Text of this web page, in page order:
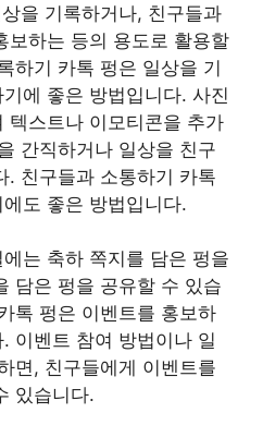
을 기록하거나, 친구들과
보하는 등의 용도로 활용할
하기 카톡 펑은 일상을 기
에 좋은 방법입니다. 사진
텍스트나 이모티콘을 추가
간직하거나 일상을 친구
. 친구들과 소통하기 카톡
도 좋은 방법입니다.
는 축하 쪽지를 담은 펑을
담은 펑을 공유할 수 있습
톡 펑은 이벤트를 홍보하
이벤트 참여 방법이나 일
면, 친구들에게 이벤트를
있습니다.